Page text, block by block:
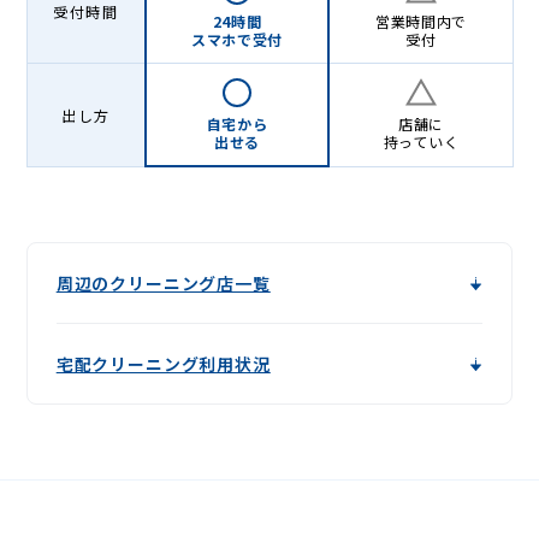
ン
受付時間
24時間
スマホで受付
営業時間内で
受付
出し方
自宅から
出せる
店舗に
持っていく
周辺のクリーニング店一覧
宅配クリーニング利用状況